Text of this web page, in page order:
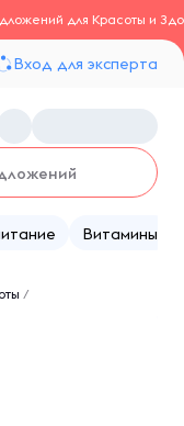
для Красоты и
Вход для эксперта
Витамины
/